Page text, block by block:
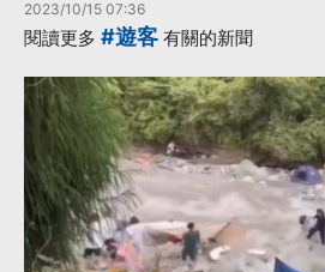
2023/10/15 07:36
閱讀更多 #遊客 有關的新聞